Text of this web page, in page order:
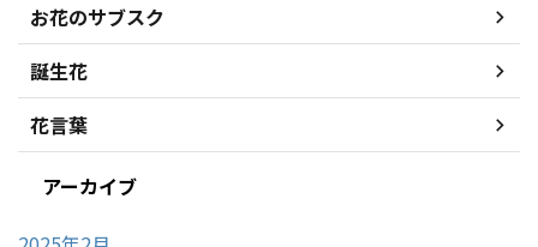
お花のサブスク
誕生花
花言葉
アーカイブ